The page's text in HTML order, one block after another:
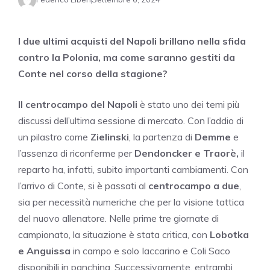
I due ultimi acquisti del Napoli brillano nella sfida
contro la Polonia, ma come saranno gestiti da
Conte nel corso della stagione?
Il centrocampo del Napoli è stato uno dei temi più
discussi dell’ultima sessione di mercato. Con l’addio di
un pilastro come Zielinski , la partenza di Demme e
l’assenza di riconferme per Dendoncker e Traorè, il
reparto ha, infatti, subito importanti cambiamenti. Con
l’arrivo di Conte, si è passati al centrocampo a due
sia per necessità numeriche che per la visione tattica
del nuovo allenatore. Nelle prime tre giornate di
campionato, la situazione è stata critica, con Lobotka
e Anguissa in campo e solo Iaccarino e Coli Saco
disponibili in panchina. Successivamente, entrambi